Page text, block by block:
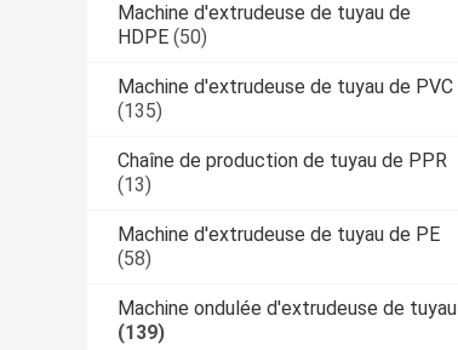
Machine d'extrudeuse de tuyau de
HDPE (50)
Machine d'extrudeuse de tuyau de PVC
(135)
Chaîne de production de tuyau de PPR
(13)
Machine d'extrudeuse de tuyau de PE
(58)
Machine ondulée d'extrudeuse de tuyau
(139)